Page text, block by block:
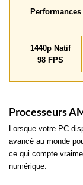
1440p Natif
98 FPS
Processeurs
Lorsque votre PC
avancé au monde
ce qui compte
numérique.